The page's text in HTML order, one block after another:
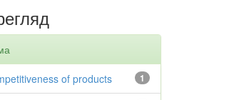
1
of products